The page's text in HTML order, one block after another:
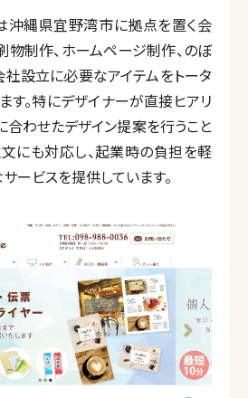
沖縄県宜野湾市に拠点を置く会
物制作、ホームページ制作、のぼ
社設立に必要なアイテムをトータ
す。特にデザイナーが直接ヒアリ
合わせたデザイン提案を行うこと
にも対応し、起業時の負担を軽
ービスを提供しています。